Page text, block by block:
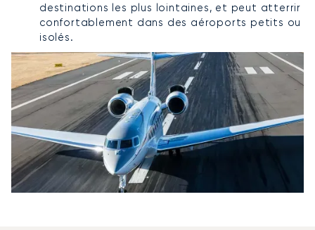
destinations les plus lointaines, et peut atterrir
confortablement dans des aéroports petits ou
isolés.